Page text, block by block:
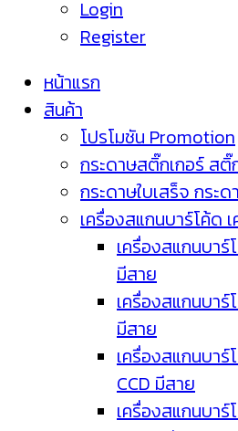
Login
Register
หน้าแรก
สินค้า
โปรโมชัน Promotion
กระดาษสติ๊กเกอร์ สติ๊
กระดาษใบเสร็จ กระ
เครื่องสแกนบาร์โค้ด
เครื่องสแกนบาร์
มีสาย
เครื่องสแกนบาร์
มีสาย
เครื่องสแกนบาร์
CCD มีสาย
เครื่องสแกนบาร์